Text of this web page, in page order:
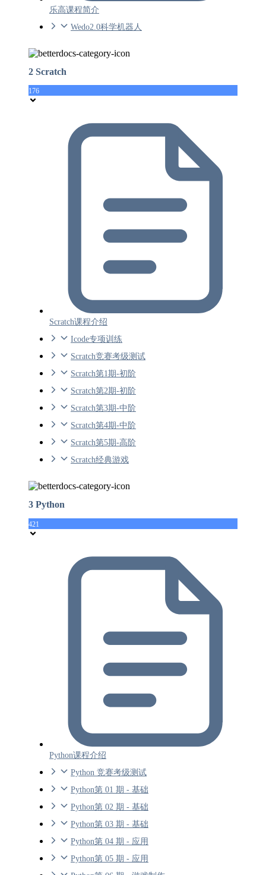
乐高课程简介
Wedo2.0科学机器人
2 Scratch
176
Scratch课程介绍
Icode专项训练
Scratch竞赛考级测试
Scratch第1期-初阶
Scratch第2期-初阶
Scratch第3期-中阶
Scratch第4期-中阶
Scratch第5期-高阶
Scratch经典游戏
3 Python
421
Python课程介绍
Python 竞赛考级测试
Python第 01 期 - 基础
Python第 02 期 - 基础
Python第 03 期 - 基础
Python第 04 期 - 应用
Python第 05 期 - 应用